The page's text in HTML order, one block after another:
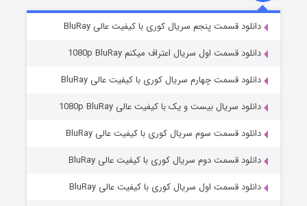
قسمت2 (زیرنویس) منتشر شد
مردگان متحرک: شهر مرده ۳
قسمت2 (زیرنویس) منتشر شد
دانلود قسمت پنجم سریال کوری با کیفیت عالی BluRay
دانلود قسمت اول سریال اعتراف میکنم 1080p BluRay
دانلود قسمت چهارم سریال کوری با کیفیت عالی BluRay
دانلود سریال بیست و یک با کیفیت عالی 1080p BluRay
دانلود قسمت سوم سریال کوری با کیفیت عالی BluRay
دانلود قسمت دوم سریال کوری با کیفیت عالی BluRay
دانلود قسمت اول سریال کوری با کیفیت عالی BluRay